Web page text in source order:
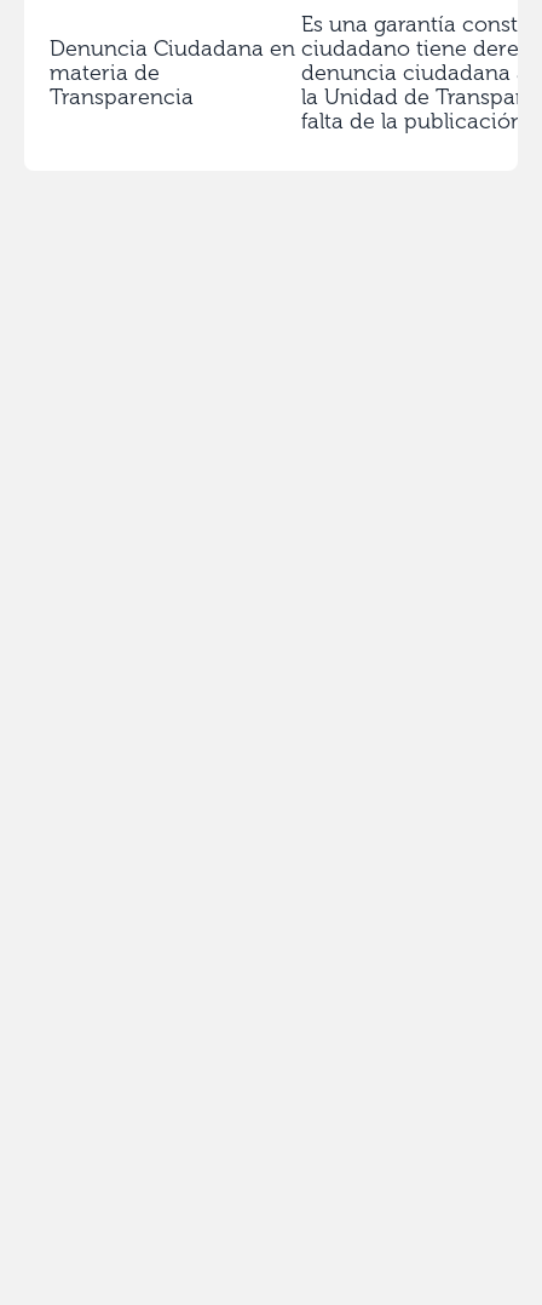
Denuncia Ciudadana en
materia de
Transparencia
Es una garantía
ciudadano tiene
denuncia ciudadana
la Unidad de
falta de la publicación